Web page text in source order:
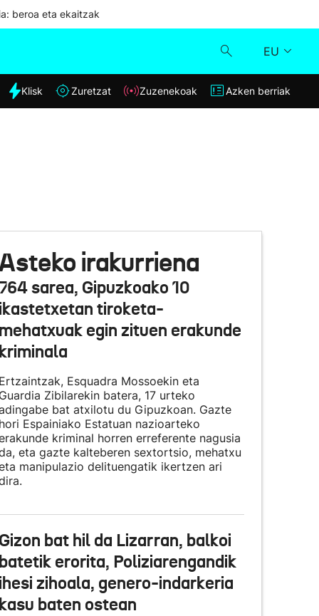
beroa eta ekaitzak
EU
Klisk
Azken berriak
Klisk Zuretzat Zuzenekoak Azken berriak
irakurriena
sarea, Gipuzkoako 10
tiroketa-
egin zituen erakunde
Esquadra Mossoekin eta
Zibilarekin batera, 17 urteko
bat atxilotu du Gipuzkoan. Gazte
Espainiako Estatuan nazioarteko
kriminal horren erreferente nagusia
eta gazte kalteberen sextortsio, mehatxu
manipulazio delituengatik ikertzen ari
bat hil da Lizarran, balkoi
erorita, Poliziarengandik
zihoala, genero-indarkeria
baten ostean